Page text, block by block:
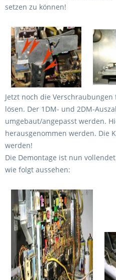
setzen zu können!
Jetzt noch die
lösen. Der 1DM- und 2DM-
umgebaut/angepasst werden.
herausgenommen werden. Die
werden!
Die Demontage ist nun
wie folgt aussehen: